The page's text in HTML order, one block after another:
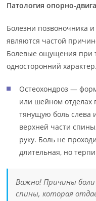
Патология опорно-
Болезни позвоночника
являются частой
Болевые ощущения при
односторонний характер.
Остеохондроз —
или шейном отделах
тянущую боль слева
верхней части
руку. Боль не
длительная, но
Важно! Причины боли
спины, которая